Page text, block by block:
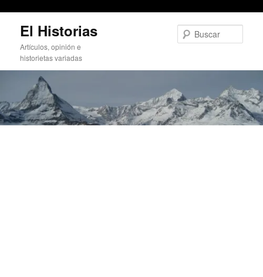
contenido
principal
El Historias
Artículos, opinión e
historietas variadas